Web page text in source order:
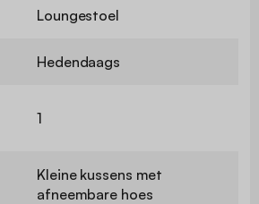
Loungestoel
Hedendaags
1
Kleine kussens met
afneembare hoes